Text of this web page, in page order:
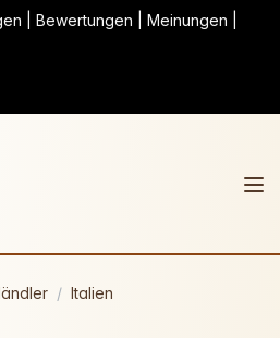
| Bewertungen | Meinungen |
Italien